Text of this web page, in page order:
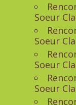
Soeur
Soeur
Soeur
Soeur